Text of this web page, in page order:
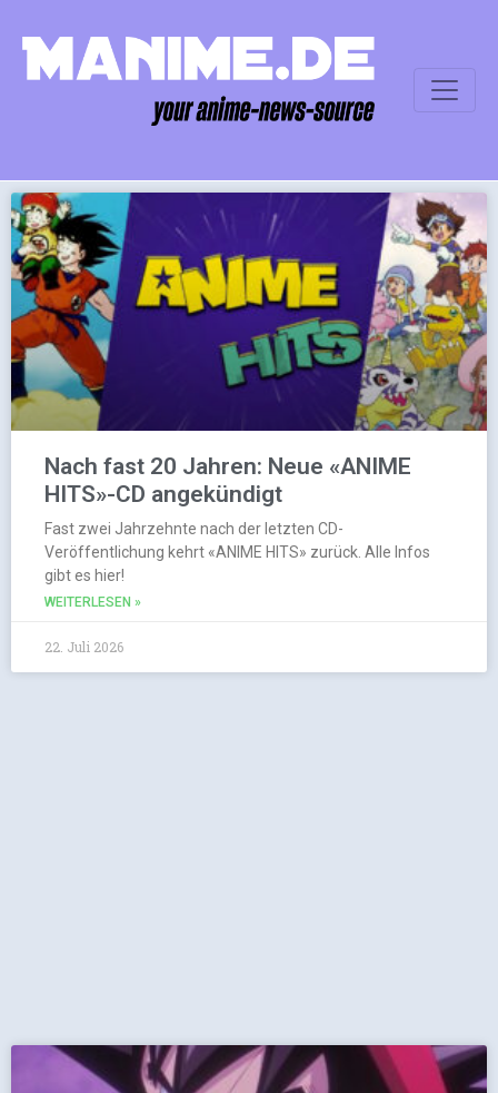
Nach fast 20 Jahren: Neue «ANIME
HITS»-CD angekündigt
Fast zwei Jahrzehnte nach der letzten CD-
Veröffentlichung kehrt «ANIME HITS» zurück. Alle Infos
gibt es hier!
WEITERLESEN »
22. Juli 2026